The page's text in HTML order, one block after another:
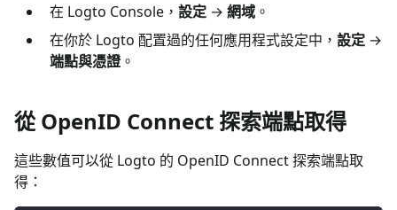
在 Logto Console， 設定 → 網域 。
在你於 Logto 配置過的任何應用程式設定中， 設定 →
端點與憑證 。
從 OpenID Connect 探索端點取得
這些數值可以從 Logto 的 OpenID Connect 探索端點取
得：